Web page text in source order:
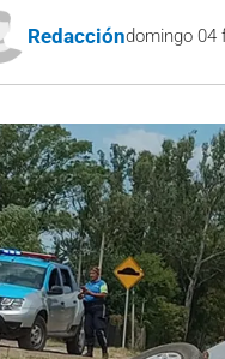
Redaccióndomingo 04